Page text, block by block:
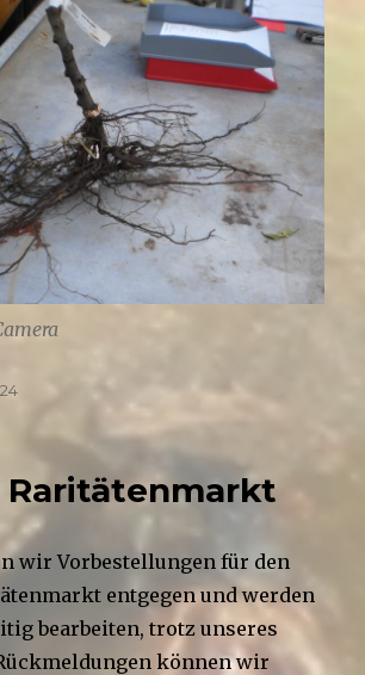
Raritätenmarkt
wir Vorbestellungen für den
entgegen und werden
bearbeiten, trotz unseres
können wir